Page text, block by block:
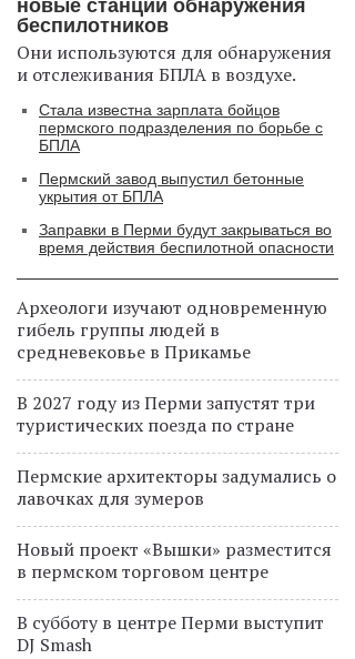
новые станции обнаружения
беспилотников
Они используются для обнаружения
и отслеживания БПЛА в воздухе.
Стала известна зарплата бойцов
пермского подразделения по борьбе с
БПЛА
Пермский завод выпустил бетонные
укрытия от БПЛА
Заправки в Перми будут закрываться во
время действия беспилотной опасности
Археологи изучают одновременную
гибель группы людей в
средневековье в Прикамье
В 2027 году из Перми запустят три
туристических поезда по стране
Пермские архитекторы задумались о
лавочках для зумеров
Новый проект «Вышки» разместится
в пермском торговом центре
В субботу в центре Перми выступит
DJ Smash